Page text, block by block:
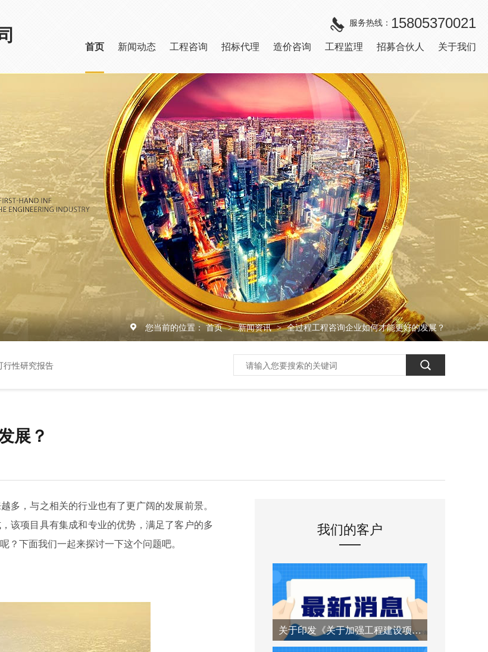
服务热线： 15805370021
首页 新闻动态 工程咨询 招标代理 造价咨询 工程监理 招募合伙人 关于我们
您当前的位置： 首页 > 新闻资讯 > 全过程工程咨询企业如何才能更好的发展？
行性研究报告
展？
，与之相关的行业也有了更广阔的发展前景。
该项目具有集成和专业的优势，满足了客户的多
？下面我们一起来探讨一下这个问题吧。
我们的客户
关于印发《关于加强工程建设项目招标代理机构管理的若干措施》的通知